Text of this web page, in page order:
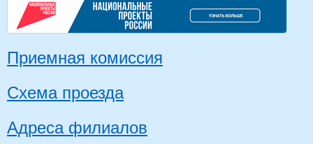
Приемная комиссия
Схема проезда
Адреса филиалов